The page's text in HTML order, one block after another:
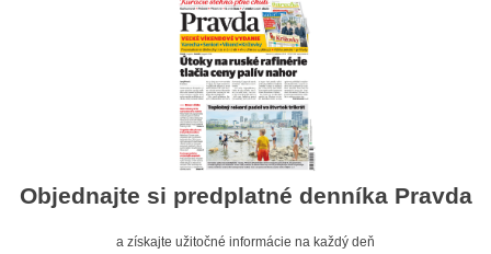
Objednajte si predplatné denníka Pravda
a získajte užitočné informácie na každý deň